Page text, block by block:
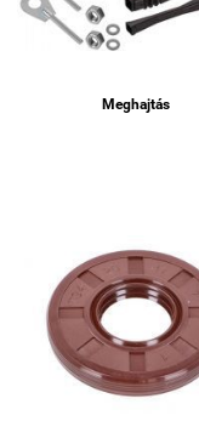
Meghajtás